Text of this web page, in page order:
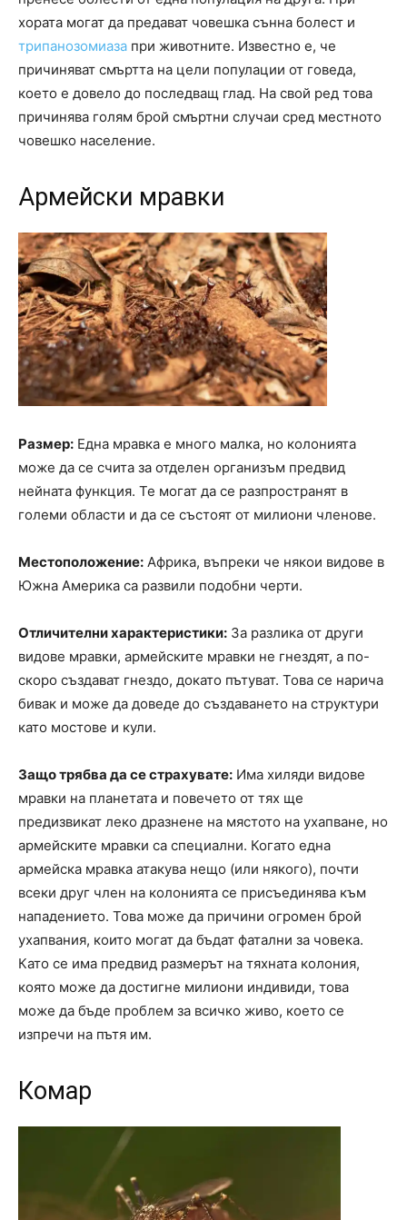
хората могат да предават човешка сънна болест и
трипанозомиаза при животните. Известно е, че
причиняват смъртта на цели популации от говеда,
което е довело до последващ глад. На свой ред това
причинява голям брой смъртни случаи сред местното
човешко население.
Армейски мравки
Размер: Една мравка е много малка, но колонията
може да се счита за отделен организъм предвид
нейната функция. Те могат да се разпространят в
големи области и да се състоят от милиони членове.
Местоположение: Африка, въпреки че някои видове в
Южна Америка са развили подобни черти.
Отличителни характеристики: За разлика от други
видове мравки, армейските мравки не гнездят, а по-
скоро създават гнездо, докато пътуват. Това се нарича
бивак и може да доведе до създаването на структури
като мостове и кули.
Защо трябва да се страхувате: Има хиляди видове
мравки на планетата и повечето от тях ще
предизвикат леко дразнене на мястото на ухапване, но
армейските мравки са специални. Когато една
армейска мравка атакува нещо (или някого), почти
всеки друг член на колонията се присъединява към
нападението. Това може да причини огромен брой
ухапвания, които могат да бъдат фатални за човека.
Като се има предвид размерът на тяхната колония,
която може да достигне милиони индивиди, това
може да бъде проблем за всичко живо, което се
изпречи на пътя им.
Комар